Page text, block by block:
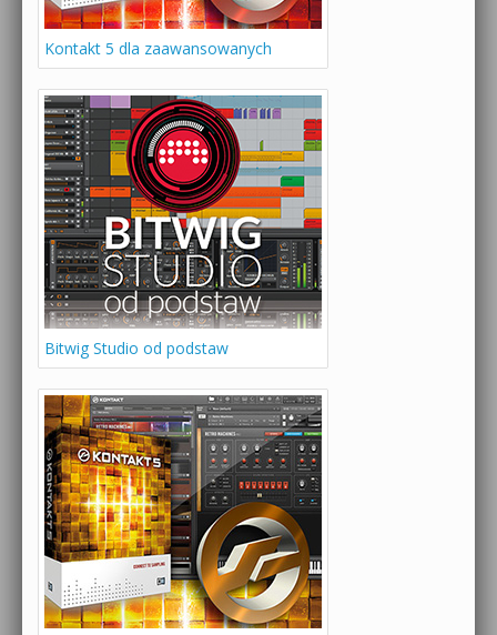
Kontakt 5 dla zaawansowanych
Bitwig Studio od podstaw